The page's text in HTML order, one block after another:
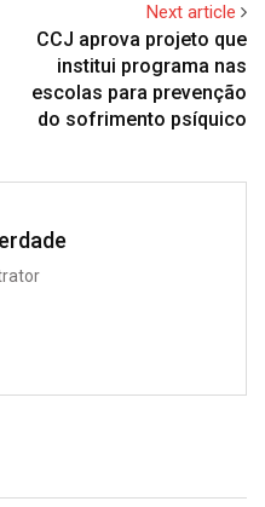
Next article
CCJ aprova projeto que
institui programa nas
escolas para prevenção
do sofrimento psíquico